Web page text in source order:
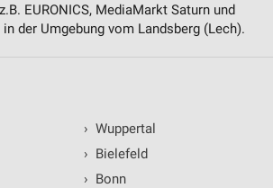
EURONICS, MediaMarkt Saturn und
der Umgebung vom Landsberg (Lech).
› Wuppertal
› Bielefeld
› Bonn